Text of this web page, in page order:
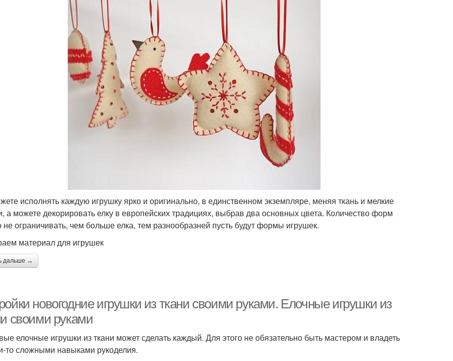
исполнять каждую игрушку ярко и оригинально, в единственном экземпляре, меняя ткань и мелкие
а можете декорировать елку в европейских традициях, выбрав два основных цвета. Количество форм
ограничивать, чем больше елка, тем разнообразней пусть будут формы игрушек.
материал для игрушек
дальше →
новогодние игрушки из ткани своими руками. Елочные игрушки из
своими руками
елочные игрушки из ткани может сделать каждый. Для этого не обязательно быть мастером и владеть
то сложными навыками рукоделия.